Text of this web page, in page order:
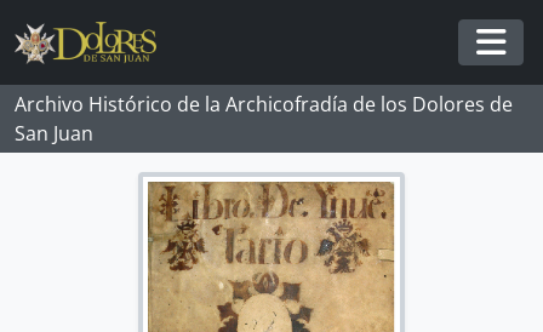
Skip to main content
Archivo Histórico de la Archicofradía de los Dolores de
San Juan